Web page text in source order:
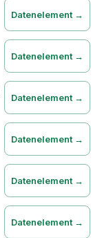
Datenelement →
Datenelement →
Datenelement →
Datenelement →
Datenelement →
Datenelement →